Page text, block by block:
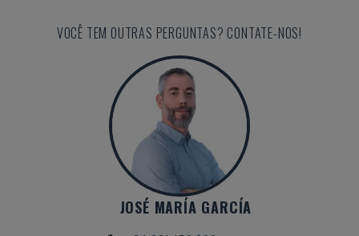
VOCÊ TEM OUTRAS PERGUNTAS? CONTATE-NOS!
JOSÉ MARÍA GARCÍA